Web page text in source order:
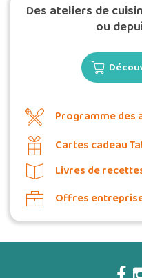
Des ateliers de
ou
Programme des
Cartes cadeau
Livres de
Offres